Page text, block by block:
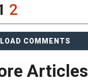
2
LOAD COMMENTS
Articles